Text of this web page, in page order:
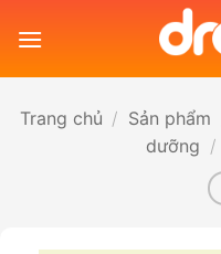
qua
Trang chủ / Sản phẩm
dưỡng /